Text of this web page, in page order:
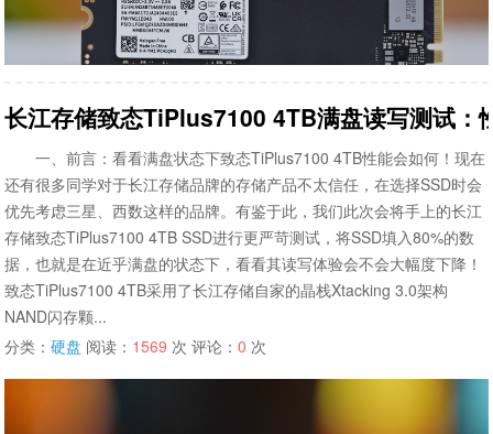
长江存储致态TiPlus7100 4TB满盘读写测试：
一、前言：看看满盘状态下致态TiPlus7100 4TB性能会如何！现在
还有很多同学对于长江存储品牌的存储产品不太信任，在选择SSD时会
优先考虑三星、西数这样的品牌。有鉴于此，我们此次会将手上的长江
存储致态TiPlus7100 4TB SSD进行更严苛测试，将SSD填入80%的数
据，也就是在近乎满盘的状态下，看看其读写体验会不会大幅度下降！
致态TiPlus7100 4TB采用了长江存储自家的晶栈Xtacking 3.0架构
NAND闪存颗...
分类：硬盘 阅读： 1569 次 评论：0 次